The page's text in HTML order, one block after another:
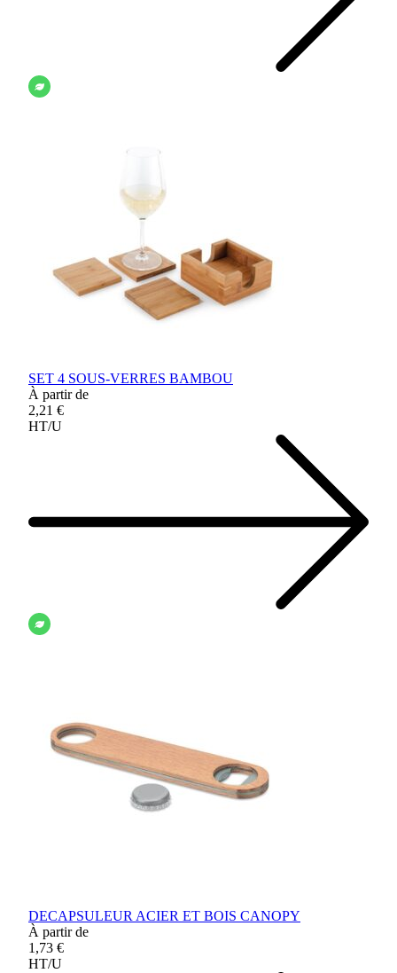
SET 4 SOUS-VERRES BAMBOU
À partir de
2,21 €
HT/U
DECAPSULEUR ACIER ET BOIS CANOPY
À partir de
1,73 €
HT/U